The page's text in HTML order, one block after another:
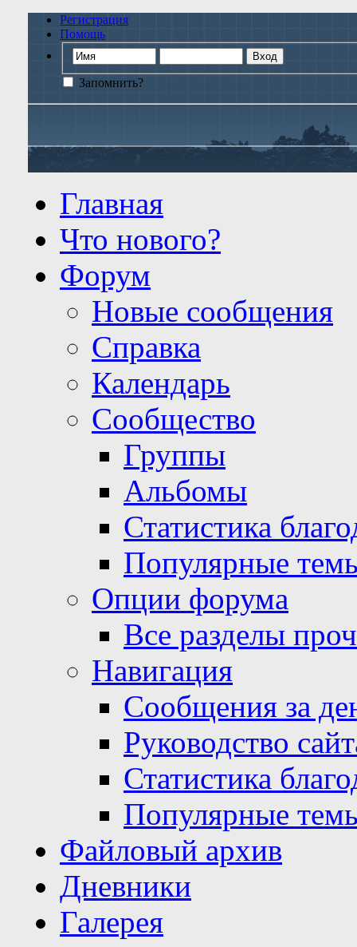
Регистрация
Помощь
Запомнить?
Главная
Что нового?
Форум
Новые сообщения
Справка
Календарь
Сообщество
Группы
Альбомы
Статистика
Популярные
Опции форума
Все разделы
Навигация
Сообщения за
Руководство
Статистика
Популярные
Файловый архив
Дневники
Галерея